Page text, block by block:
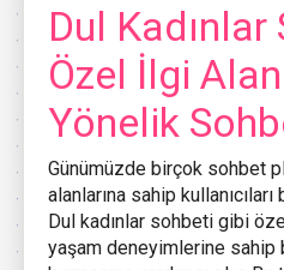
Dul
Özel İlgi
Yönelik
Günümüzde birçok sohbet
alanlarına sahip
Dul kadınlar sohbeti gibi
yaşam deneyimlerine